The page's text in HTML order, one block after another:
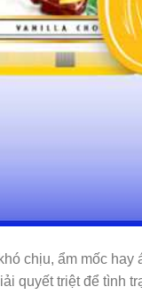
chịu, ẩm mốc
quyết triệt để tình